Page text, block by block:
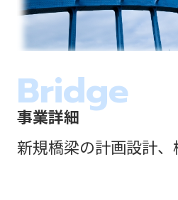
Bridge
事業詳細
新規橋梁の計画設計